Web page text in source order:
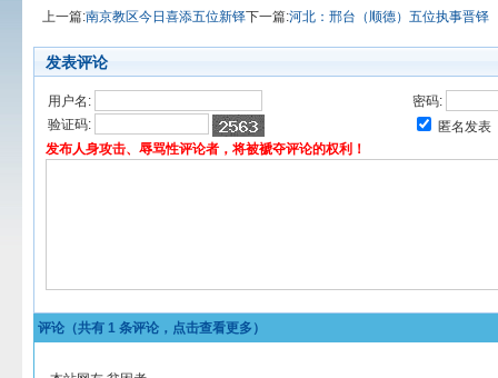
上一篇:南京教区今日喜添五位新铎下一篇:河北：邢台（顺德）五位执事晋铎
发表评论
用户名:
密码:
验证码:
匿名发表
发布人身攻击、辱骂性评论者，将被褫夺评论的权利！
评论（共有 1 条评论，点击查看更多）